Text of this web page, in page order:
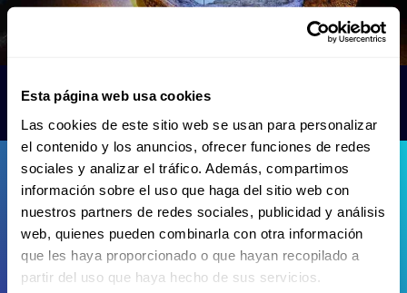
Esta página web usa cookies
Las cookies de este sitio web se usan para personalizar
el contenido y los anuncios, ofrecer funciones de redes
sociales y analizar el tráfico. Además, compartimos
información sobre el uso que haga del sitio web con
nuestros partners de redes sociales, publicidad y análisis
web, quienes pueden combinarla con otra información
que les haya proporcionado o que hayan recopilado a
partir del uso que haya hecho de sus servicios.
Tide Pool
Whitespotted bambooshark Horned sea star